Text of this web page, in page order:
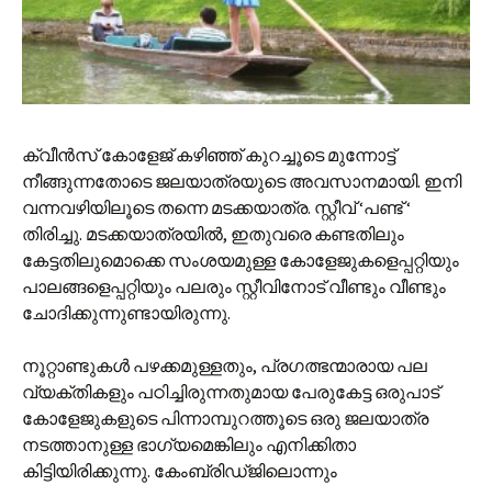
ക്വീന്‍സ് കോളേജ് കഴിഞ്ഞ് കുറച്ചൂടെ മുന്നോട്ട്
നീങ്ങുന്നതോടെ ജലയാത്രയുടെ അവസാനമായി. ഇനി
വന്നവഴിയിലൂടെ തന്നെ മടക്കയാത്ര. സ്റ്റീവ് ‘പണ്ട് ‘
തിരിച്ചു. മടക്കയാത്രയില്‍, ഇതുവരെ കണ്ടതിലും
കേട്ടതിലുമൊക്കെ സംശയമുള്ള കോളേജുകളെപ്പറ്റിയും
പാലങ്ങളെപ്പറ്റിയും പലരും സ്റ്റീവിനോട് വീണ്ടും വീണ്ടും
ചോദിക്കുന്നുണ്ടായിരുന്നു.
നൂറ്റാണ്ടുകള്‍ പഴക്കമുള്ളതും, പ്രഗത്ഭന്മാരായ പല
വ്യക്തികളും പഠിച്ചിരുന്നതുമായ പേരുകേട്ട ഒരുപാട്
കോളേജുകളുടെ പിന്നാമ്പുറത്തൂടെ ഒരു ജലയാത്ര
നടത്താനുള്ള ഭാഗ്യമെങ്കിലും എനിക്കിതാ
കിട്ടിയിരിക്കുന്നു. കേംബ്രിഡ്ജിലൊന്നും